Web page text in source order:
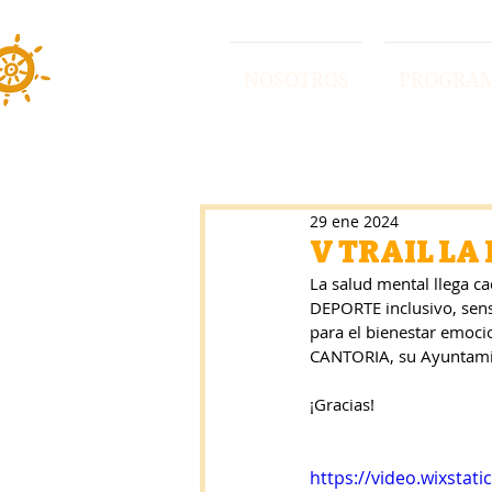
V TRAIL
29 ene 2024
La salud mental llega
DEPORTE inclusivo,
para el bienestar
CANTORIA, su
¡Gracias!
https://